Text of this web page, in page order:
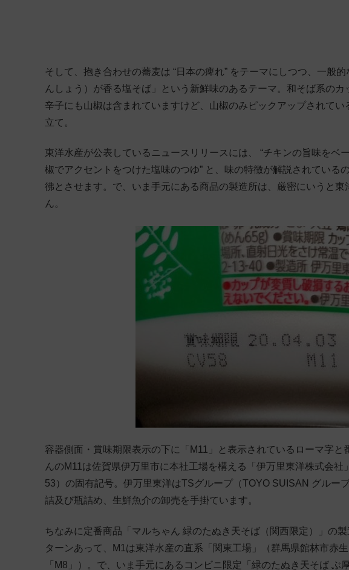
そして、抱き合わせの蕎麦は “日本の痺れ” をテーマにしつつ、一般
んしょう）が香る塩そば」という新鮮味のあるテーマ。和そば系の
辛子にも山椒は含まれていますけど、山椒のみピックアップされて
立て。
東洋水産が公表しているニュースリリースには、 “チキンの旨味をベ
椒でアクセントをつけた塩味のつゆ” と、味の特徴が解説されている
彿とさせます。で、いま手元にある商品の製造所は、厳密にいうと
ん。
容器側面・賞味期限表示の下に「M11」と表示されているローマ字と
んのM11は佐賀県伊万里市に本社工場を構える「伊万里東洋株式会
53）の固有記号。伊万里東洋はTSグループ（TOYO SUISAN グルー
詰及び瓶詰め、生鮮魚介の卸売を手掛ています。
ちなみに定番商品「マルちゃん 緑のたぬき天そば（関西限定）」の
ターンあって、M1は東洋水産の直系「関東工場」（群馬県館林市赤
「M8」）。で、いま手元にあるコンビニ限定「緑のたぬき天そば ぶ